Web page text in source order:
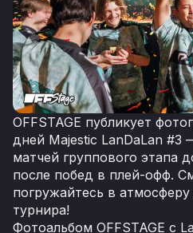
OFFSTAGE публикует
дней Majestic LanDaLan
матчей группового этапа
после побед в плей-офф.
погружайтесь в
турнира!
Фотоальбом OFFSTAGE с